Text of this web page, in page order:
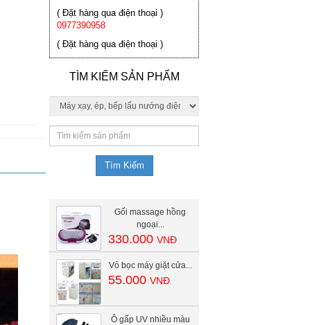
( Đặt hàng qua điện thoại )
0977390958
( Đặt hàng qua điện thoại )
TÌM KIẾM SẢN PHẨM
Gối massage hồng
ngoại...
330.000VNĐ
Vỏ bọc máy giặt cửa...
55.000VNĐ
Ô gấp UV nhiều màu